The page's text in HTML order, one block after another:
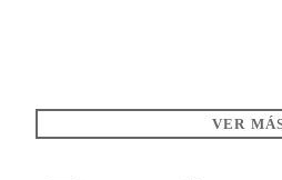
VER